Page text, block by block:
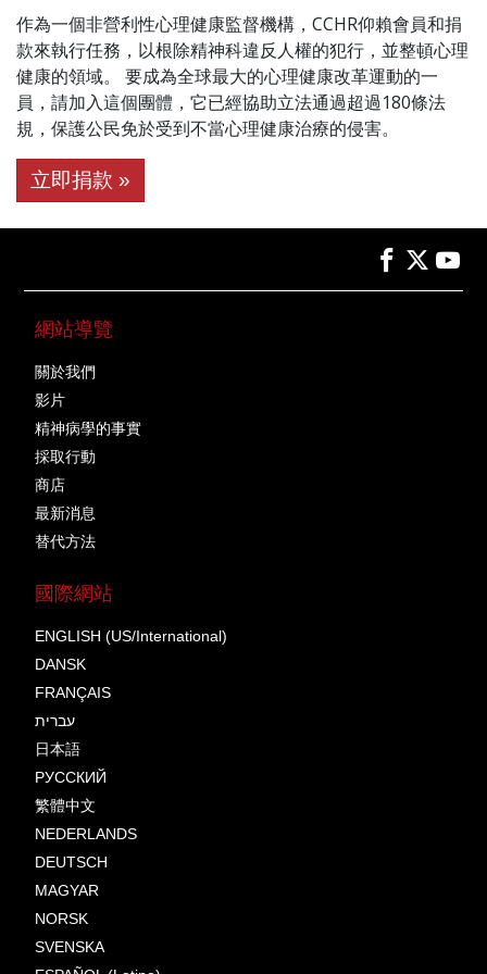
作為一個非營利性心理健康監督機構，CCHR仰賴會員和捐
款來執行任務，以根除精神科違反人權的犯行，並整頓心理
健康的領域。 要成為全球最大的心理健康改革運動的一
員，請加入這個團體，它已經協助立法通過超過180條法
規，保護公民免於受到不當心理健康治療的侵害。
立即捐款 »
網站導覽
關於我們
影片
精神病學的事實
採取行動
商店
最新消息
替代方法
國際網站
ENGLISH (US/International)
DANSK
FRANÇAIS
עברית
日本語
РУССКИЙ
繁體中文
NEDERLANDS
DEUTSCH
MAGYAR
NORSK
SVENSKA